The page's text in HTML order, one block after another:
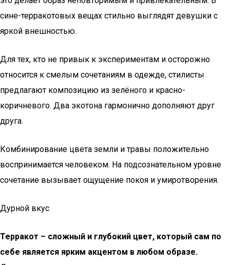
сине-терракотовых вещах стильно выглядят девушки с
яркой внешностью.
Для тех, кто не привык к экспериментам и осторожно
относится к смелым сочетаниям в одежде, стилисты
предлагают композицию из зелёного и красно-
коричневого. Два экотона гармонично дополняют друг
друга.
Комбинирование цвета земли и травы положительно
воспринимается человеком. На подсознательном уровне
сочетание вызывает ощущение покоя и умиротворения.
Дурной вкус
Терракот – сложный и глубокий цвет, который сам по
себе является ярким акцентом в любом образе.